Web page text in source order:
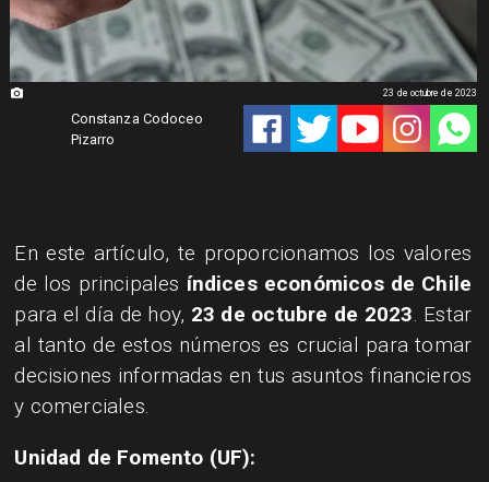
Constanza Codoceo
Pizarro
23 de octubre de 2023
​En este artículo, te proporcionamos los valores
de los principales índices económicos de Chile
para el día de hoy, 23 de octubre de 2023. Estar
al tanto de estos números es crucial para tomar
decisiones informadas en tus asuntos financieros
y comerciales.
Unidad de Fomento (UF):